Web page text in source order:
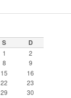
S D
1 2
8
9
15
16
22
23
29
30